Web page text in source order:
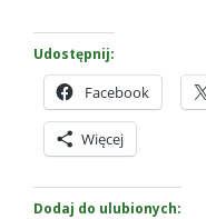
Udostępnij:
Facebook
Więcej
Dodaj do ulubionych: